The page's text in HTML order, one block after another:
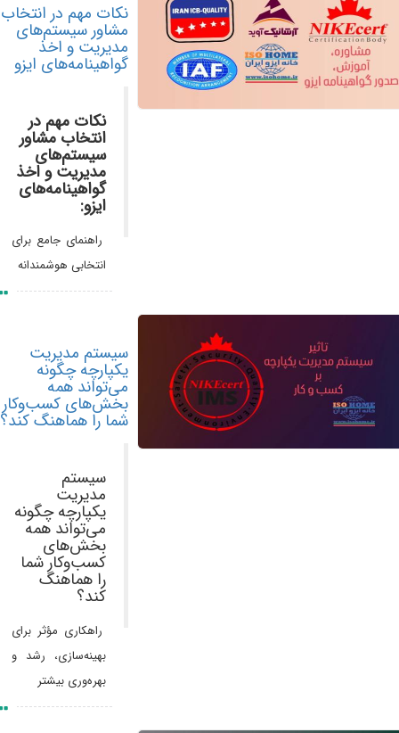
نکات مهم در انتخاب
مشاور سیستم‌های
مدیریت و اخذ
گواهینامه‌های ایزو
نکات مهم در
انتخاب مشاور
سیستم‌های
مدیریت و اخذ
گواهینامه‌های
ایزو:
راهنمای جامع برای
انتخابی هوشمندانه
سیستم مدیریت
یکپارچه چگونه
می‌تواند همه
بخش‌های کسب‌وکار
شما را هماهنگ کند؟
سیستم
مدیریت
یکپارچه چگونه
می‌تواند همه
بخش‌های
کسب‌وکار شما
را هماهنگ
کند؟
راهکاری مؤثر برای
بهینه‌سازی، رشد و
بهره‌وری بیشتر